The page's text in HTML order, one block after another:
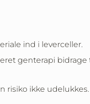
ind i leverceller.
genterapi bidrage
risiko ikke udelukkes.